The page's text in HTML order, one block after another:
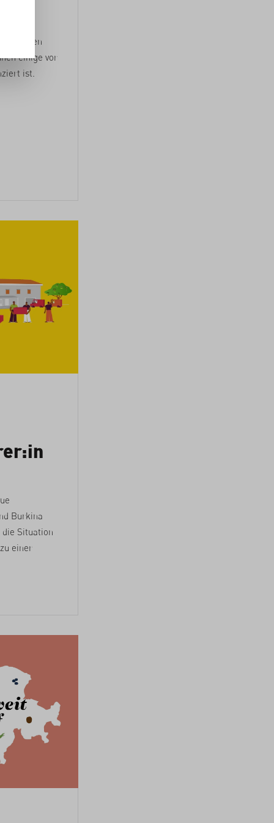
einige vor
ist.
Burkina
die Situation
einer